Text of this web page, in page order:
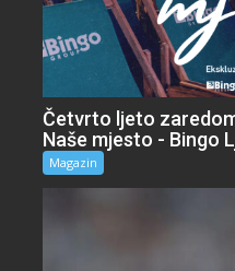
Četvrto ljeto
Naše mjesto - Bingo
Magazin